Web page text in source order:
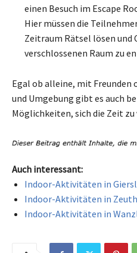
einen Besuch im Escape
Hier müssen die
Zeitraum Rätsel lösen und
verschlossenen Raum zu
Egal ob alleine, mit Freunden
und Umgebung gibt es auch
Möglichkeiten, sich die Zeit
Auch interessant:
Indoor-Aktivitäten in
Indoor-Aktivitäten in
Indoor-Aktivitäten in